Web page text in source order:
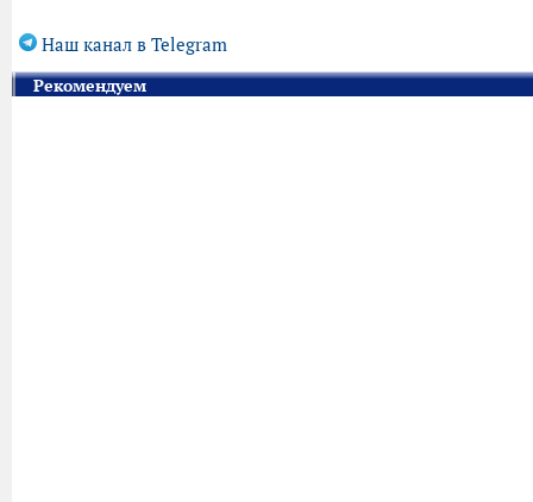
Наш канал в Telegram
Рекомендуем